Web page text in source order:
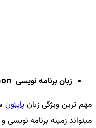
زبان برنامه نویسی
مهم ترین ویژگی زبان پایتون
میتواند زمینه برنامه نویسی